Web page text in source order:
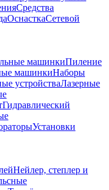
Средства
ОснасткаСетевой
машинкиПиление
машинкиНаборы
устройстваЛазерные
Гидравлический
Установки
Нейлер, степлер и